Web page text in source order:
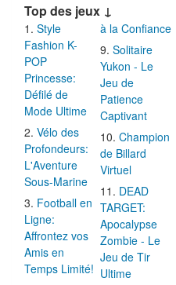
Top des jeux ↓
Style
Fashion K-
POP
Princesse:
Défilé de
Mode Ultime
Vélo des
Profondeurs:
L'Aventure
Sous-Marine
Football en
Ligne:
Affrontez vos
Amis en
Temps Limité!
à la Confiance
Solitaire
Yukon - Le
Jeu de
Patience
Captivant
Champion
de Billard
Virtuel
DEAD
TARGET:
Apocalypse
Zombie - Le
Jeu de Tir
Ultime